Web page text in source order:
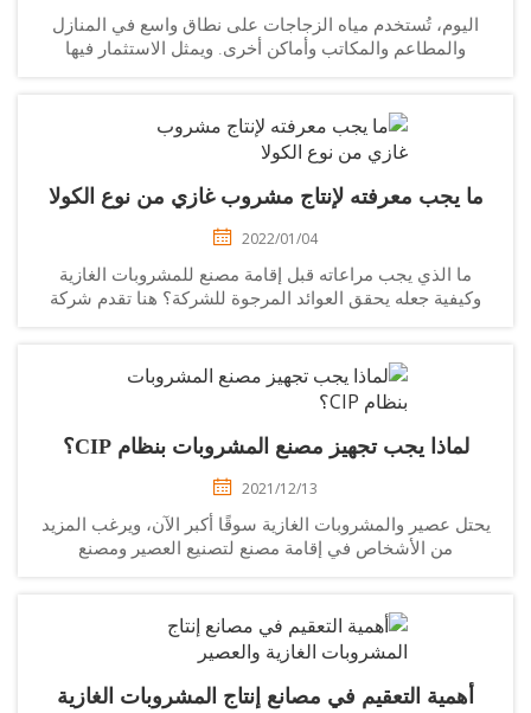
اليوم، تُستخدم مياه الزجاجات على نطاق واسع في المنازل
والمطاعم والمكاتب وأماكن أخرى. ويمثل الاستثمار فيها
تعبئة مياه جيدة بسعة 3-5 جالونات...
يجب معرفته لإنتاج مشروب غازي من نوع الكولا
2022/01/04
ما الذي يجب مراعاته قبل إقامة مصنع للمشروبات الغازية
جعله يحقق العوائد المرجوة للشركة؟ هنا تقدم شركة
لماذا يجب تجهيز مصنع المشروبات بنظام CIP؟
2021/12/13
عصير والمشروبات الغازية سوقًا أكبر الآن، ويرغب المزيد
من الأشخاص في إقامة مصنع لتصنيع العصير ومصنع
والأدوات الأكثر اكتمالاً واحترافية...
أهمية التعقيم في مصانع إنتاج المشروبات الغازية